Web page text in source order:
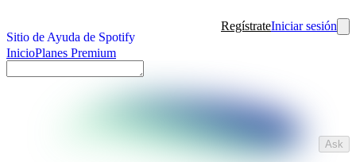
Sitio de Ayuda de Spotify
RegístrateIniciar sesión
InicioPlanes Premium
Ask